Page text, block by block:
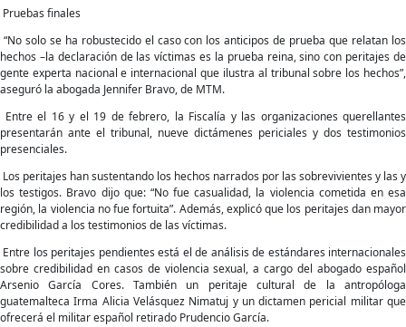
Pruebas finales
“No solo se ha robustecido el caso con los anticipos de prueba que relatan los
hechos –la declaración de las víctimas es la prueba reina, sino con peritajes de
gente experta nacional e internacional que ilustra al tribunal sobre los hechos”,
aseguró la abogada Jennifer Bravo, de MTM.
Entre el 16 y el 19 de febrero, la Fiscalía y las organizaciones querellantes
presentarán ante el tribunal, nueve dictámenes periciales y dos testimonios
presenciales.
Los peritajes han sustentando los hechos narrados por las sobrevivientes y las y
los testigos. Bravo dijo que: “No fue casualidad, la violencia cometida en esa
región, la violencia no fue fortuita”. Además, explicó que los peritajes dan mayor
credibilidad a los testimonios de las víctimas.
Entre los peritajes pendientes está el de análisis de estándares internacionales
sobre credibilidad en casos de violencia sexual, a cargo del abogado español
Arsenio García Cores. También un peritaje cultural de la antropóloga
guatemalteca Irma Alicia Velásquez Nimatuj y un dictamen pericial militar que
ofrecerá el militar español retirado Prudencio García.